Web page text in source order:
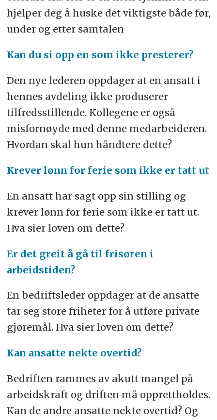
hjelper deg å huske det viktigste både før,
under og etter samtalen
Kan du si opp en som ikke presterer?
Den nye lederen oppdager at en ansatt i
hennes avdeling ikke produserer
tilfredsstillende. Kollegene er også
misfornøyde med denne medarbeideren.
Hvordan skal hun håndtere dette?
Krever lønn for ferie som ikke er tatt ut
En ansatt har sagt opp sin stilling og
krever lønn for ferie som ikke er tatt ut.
Hva sier loven om dette?
Er det greit å gå til frisøren i
arbeidstiden?
En bedriftsleder oppdager at de ansatte
tar seg store friheter for å utføre private
gjøremål. Hva sier loven om dette?
Kan ansatte nekte overtid?
Bedriften rammes av akutt mangel på
arbeidskraft og driften må opprettholdes.
Kan de andre ansatte nekte overtid? Og